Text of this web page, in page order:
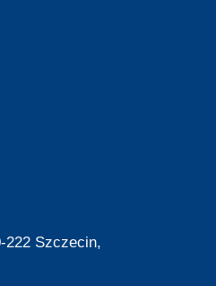
222 Szczecin,